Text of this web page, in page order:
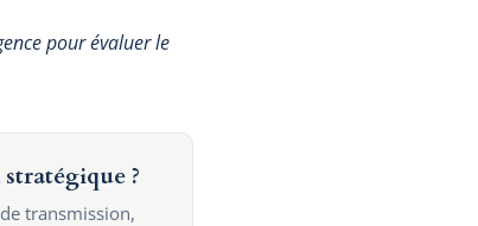
pour évaluer le
?
transmission,